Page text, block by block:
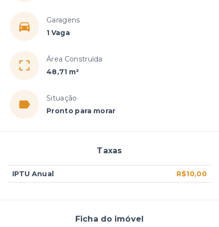
Garagens
1 Vaga
Área Construída
48,71 m²
Situação
Pronto para morar
Taxas
IPTU Anual R$10,00
Ficha do imóvel